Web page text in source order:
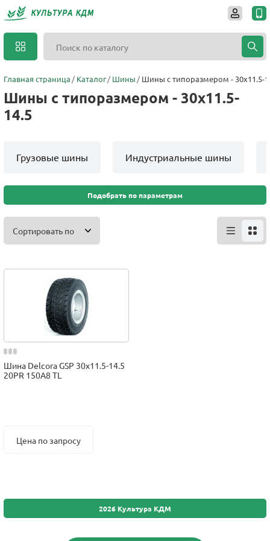
Главная страница Каталог Шины Шины с типоразмером - 30x11.5-
Шины с типоразмером - 30x11.5-
14.5
Грузовые шины Индустриальные шины
Подобрать по параметрам
Сортировать по
Шина Delcora GSP 30x11.5-14.5
20PR 150A8 TL
Цена по запросу
2026 Культура КДМ